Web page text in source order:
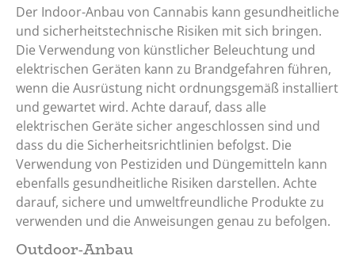
Der Indoor-Anbau von Cannabis kann gesundheitliche
und sicherheitstechnische Risiken mit sich bringen.
Die Verwendung von künstlicher Beleuchtung und
elektrischen Geräten kann zu Brandgefahren führen,
wenn die Ausrüstung nicht ordnungsgemäß installiert
und gewartet wird. Achte darauf, dass alle
elektrischen Geräte sicher angeschlossen sind und
dass du die Sicherheitsrichtlinien befolgst. Die
Verwendung von Pestiziden und Düngemitteln kann
ebenfalls gesundheitliche Risiken darstellen. Achte
darauf, sichere und umweltfreundliche Produkte zu
verwenden und die Anweisungen genau zu befolgen.
Outdoor-Anbau